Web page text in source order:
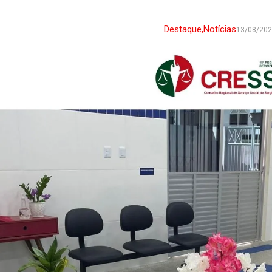
Destaque,Notícias13/08/